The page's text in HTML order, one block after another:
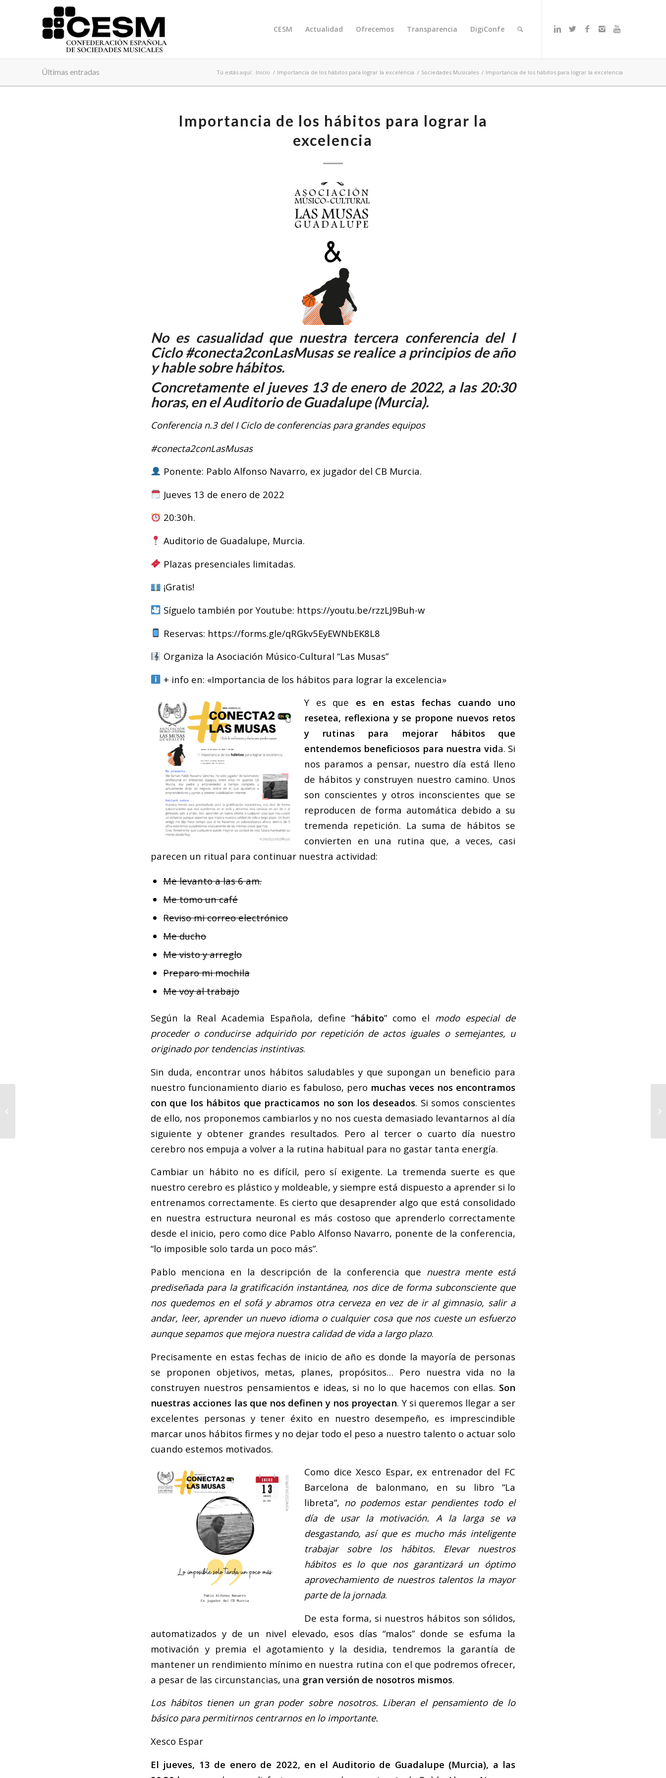
CESM Actualidad Ofrecemos Transparencia DigiConfe
Últimas entradas Tú estás aquí: Inicio / Importancia de los hábitos para lograr la excelencia / Sociedades Musicales / Importancia de los hábitos para lograr la excelencia
Importancia de los hábitos para lograr la
excelencia
No es casualidad que nuestra tercera conferencia del I
Ciclo #conecta2conLasMusas se realice a principios de año
y hable sobre hábitos.
Concretamente eljueves 13 de enero de 2022, a las 20:30
horas, en el Auditorio de Guadalupe(Murcia).
Conferencia n.3 del I Ciclo de conferencias para grandes equipos
#conecta2conLasMusas
Ponente: Pablo Alfonso Navarro, ex jugador del CB Murcia.
Jueves 13 de enero de 2022
20:30h.
Auditorio de Guadalupe, Murcia.
Plazas presenciales limitadas.
¡Gratis!
Síguelo también por Youtube: https://youtu.be/rzzLJ9Buh-w
Reservas: https://forms.gle/qRGkv5EyEWNbEK8L8
Organiza la Asociación Músico-Cultural “Las Musas”
+ info en: «Importancia de los hábitos para lograr la excelencia»
Y es que es en estas fechas cuando uno
resetea, reflexiona y se propone nuevos retos
y rutinas para mejorar hábitos que
entendemos beneficiosos para nuestra vida. Si
nos paramos a pensar, nuestro día está lleno
de hábitos y construyen nuestro camino. Unos
son conscientes y otros inconscientes que se
reproducen de forma automática debido a su
tremenda repetición. La suma de hábitos se
convierten en una rutina que, a veces, casi
parecen un ritual para continuar nuestra actividad:
Me levanto a las 6 am.
Me tomo un café
Reviso mi correo electrónico
Me ducho
Me visto y arreglo
Preparo mi mochila
Me voy al trabajo
Según la Real Academia Española, define “hábito” como el modo especial de
proceder o conducirse adquirido por repetición de actos iguales o semejantes, u
originado por tendencias instintivas.
Sin duda, encontrar unos hábitos saludables y que supongan un beneficio para
nuestro funcionamiento diario es fabuloso, pero muchas veces nos encontramos
con que los hábitos que practicamos no son los deseados. Si somos conscientes
de ello, nos proponemos cambiarlos y no nos cuesta demasiado levantarnos al día
siguiente y obtener grandes resultados. Pero al tercer o cuarto día nuestro
cerebro nos empuja a volver a la rutina habitual para no gastar tanta energía.
Cambiar un hábito no es difícil, pero sí exigente. La tremenda suerte es que
nuestro cerebro es plástico y moldeable, y siempre está dispuesto a aprender si lo
entrenamos correctamente. Es cierto que desaprender algo que está consolidado
en nuestra estructura neuronal es más costoso que aprenderlo correctamente
desde el inicio, pero como dice Pablo Alfonso Navarro, ponente de la conferencia,
“lo imposible solo tarda un poco más”.
Pablo menciona en la descripción de la conferencia que nuestra mente está
prediseñada para la gratificación instantánea, nos dice de forma subconsciente que
nos quedemos en el sofá y abramos otra cerveza en vez de ir al gimnasio, salir a
andar, leer, aprender un nuevo idioma o cualquier cosa que nos cueste un esfuerzo
aunque sepamos que mejora nuestra calidad de vida a largo plazo.
Precisamente en estas fechas de inicio de año es donde la mayoría de personas
se proponen objetivos, metas, planes, propósitos… Pero nuestra vida no la
construyen nuestros pensamientos e ideas, si no lo que hacemos con ellas. Son
nuestras acciones las que nos definen y nos proyectan. Y si queremos llegar a ser
excelentes personas y tener éxito en nuestro desempeño, es imprescindible
marcar unos hábitos firmes y no dejar todo el peso a nuestro talento o actuar solo
cuando estemos motivados.
Como dice Xesco Espar, ex entrenador del FC
Barcelona de balonmano, en su libro “La
libreta”, no podemos estar pendientes todo el
día de usar la motivación. A la larga se va
desgastando, así que es mucho más inteligente
trabajar sobre los hábitos. Elevar nuestros
hábitos es lo que nos garantizará un óptimo
aprovechamiento de nuestros talentos la mayor
parte de la jornada.
De esta forma, si nuestros hábitos son sólidos,
automatizados y de un nivel elevado, esos días “malos” donde se esfuma la
motivación y premia el agotamiento y la desidia, tendremos la garantía de
mantener un rendimiento mínimo en nuestra rutina con el que podremos ofrecer,
a pesar de las circunstancias, una gran versión de nosotros mismos.
Los hábitos tienen un gran poder sobre nosotros. Liberan el pensamiento de lo
básico para permitirnos centrarnos en lo importante.
Xesco Espar
El jueves, 13 de enero de 2022, en el Auditorio de Guadalupe (Murcia), a las